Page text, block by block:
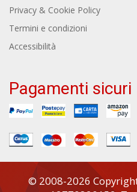
Privacy & Cookie Policy
Termini e condizioni
Accessibilità
Pagamenti sicuri
© 2008-2026